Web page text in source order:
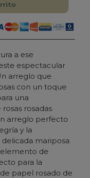
a ese
espectacular
arreglo que
con un toque
una
rosadas
arreglo perfecto
y la
mariposa
de
para la
papel rosado de